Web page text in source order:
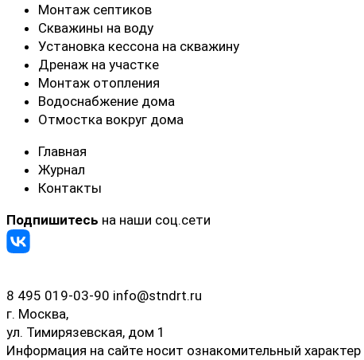
Монтаж септиков
Скважины на воду
Установка кессона на скважину
Дренаж на участке
Монтаж отопления
Водоснабжение дома
Отмостка вокруг дома
Главная
Журнал
Контакты
Подпишитесь на наши соц.сети
8 495 019-03-90 info@stndrt.ru
г. Москва,
ул. Тимирязевская, дом 1
Информация на сайте носит ознакомительный